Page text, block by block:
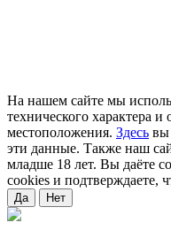
На нашем сайте мы
технического характера
местоположения. Здесь вы
эти данные. Также наш
младше 18 лет. Вы даёте
cookies и подтверждаете,
Да Нет